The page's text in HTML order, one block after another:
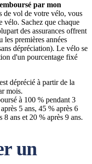
par mon
de vol de votre vélo, vous
vélo. Sachez que chaque
des assurances offrent
les premières années
dépréciation). Le vélo se
d'un pourcentage fixé
déprécié à partir de la
mois.
à 100 % pendant 3
5 ans, 45 % après 6
8 ans et 20 % après 9 ans.
un